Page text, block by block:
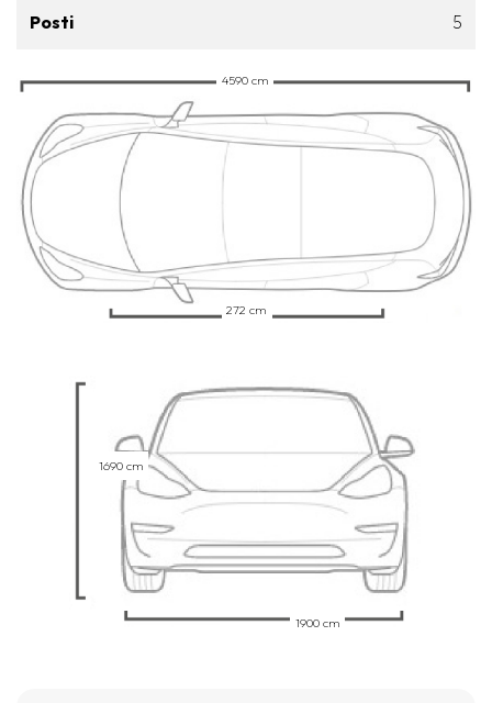
Posti 5
4590 cm
272 cm
1690 cm
1900 cm